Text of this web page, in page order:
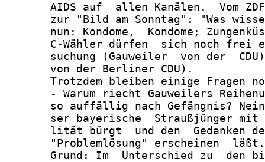
AIDS auf  allen Kanälen.  Vom
zur "Bild am Sonntag": "Was
nun: Kondome,  Kondome;
C-Wähler dürfen  sich noch frei
suchung (Gauweiler  von der
       von der Berliner CDU).
Trotzdem bleiben einige Fragen
- Warum riecht Gauweilers
so auffällig nach Gefängnis?
ser bayerische  Straußjünger
lität bürgt  und den  Gedanken
"Problemlösung" erscheinen
Grund: Im  Unterschied zu  den